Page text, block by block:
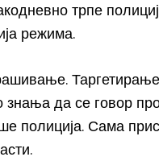
трпе
режима.
знања да се говор
полиција. Сама